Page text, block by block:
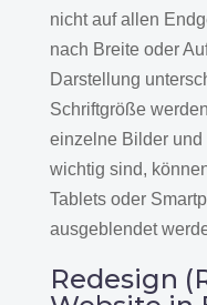
nicht auf allen
nach Breite oder
Darstellung
Schriftgröße
einzelne Bilder
wichtig sind,
Tablets oder
ausgeblendet
Redesign